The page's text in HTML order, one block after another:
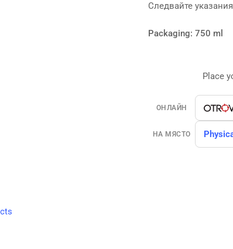
Следвайте
Packaging: 750 ml
Place
ОНЛАЙН
НА МЯСТО